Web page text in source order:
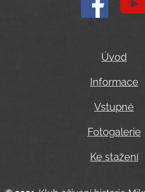
Úvod
Informace
Vstupné
Fotogalerie
Ke stažení